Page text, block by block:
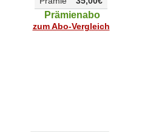
Prämienabo
zum Abo-Vergleich